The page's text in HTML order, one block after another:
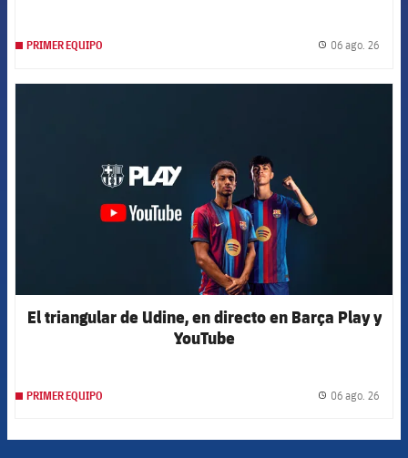
PRIMER EQUIPO 06 ago. 26
El triangular de Udine, en directo en Barça Play y
YouTube
PRIMER EQUIPO 06 ago. 26